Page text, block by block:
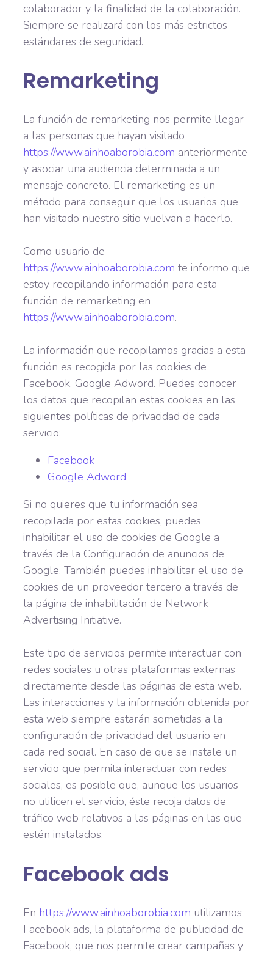
colaborador y la finalidad de la colaboración.
Siempre se realizará con los más estrictos
estándares de seguridad.
Remarketing
La función de remarketing nos permite llegar
a las personas que hayan visitado
https://www.ainhoaborobia.com anteriormente
y asociar una audiencia determinada a un
mensaje concreto. El remarketing es un
método para conseguir que los usuarios que
han visitado nuestro sitio vuelvan a hacerlo.
Como usuario de
https://www.ainhoaborobia.com te informo que
estoy recopilando información para esta
función de remarketing en
https://www.ainhoaborobia.com.
La información que recopilamos gracias a esta
función es recogida por las cookies de
Facebook, Google Adword. Puedes conocer
los datos que recopilan estas cookies en las
siguientes políticas de privacidad de cada
servicio:
Facebook
Google Adword
Si no quieres que tu información sea
recopilada por estas cookies, puedes
inhabilitar el uso de cookies de Google a
través de la Configuración de anuncios de
Google. También puedes inhabilitar el uso de
cookies de un proveedor tercero a través de
la página de inhabilitación de Network
Advertising Initiative.
Este tipo de servicios permite interactuar con
redes sociales u otras plataformas externas
directamente desde las páginas de esta web.
Las interacciones y la información obtenida por
esta web siempre estarán sometidas a la
configuración de privacidad del usuario en
cada red social. En caso de que se instale un
servicio que permita interactuar con redes
sociales, es posible que, aunque los usuarios
no utilicen el servicio, éste recoja datos de
tráfico web relativos a las páginas en las que
estén instalados.
Facebook ads
En https://www.ainhoaborobia.com utilizamos
Facebook ads, la plataforma de publicidad de
Facebook, que nos permite crear campañas y